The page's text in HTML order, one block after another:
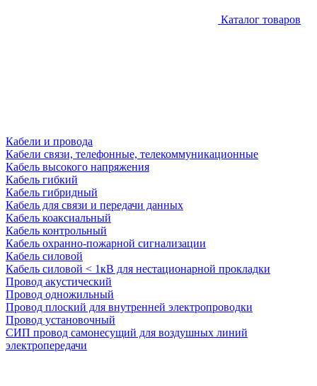
Каталог товаров
Кабели и провода
Кабели связи, телефонные, телекоммуникационные
Кабель высокого напряжения
Кабель гибкий
Кабель гибридный
Кабель для связи и передачи данных
Кабель коаксиальный
Кабель контрольный
Кабель охранно-пожарной сигнализации
Кабель силовой
Кабель силовой < 1кВ для нестационарной прокладки
Провод акустический
Провод одножильный
Провод плоский для внутренней электропроводки
Провод установочный
СИП провод самонесущий для воздушных линий
электропередачи